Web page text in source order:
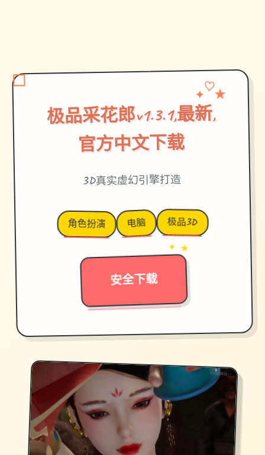
极品采花郎v1.3.1,最新,
官方中文下载
✦♡★
3D真实虚幻引擎打造
角色扮演 电脑 极品3D
安全下载
→
✦ ★